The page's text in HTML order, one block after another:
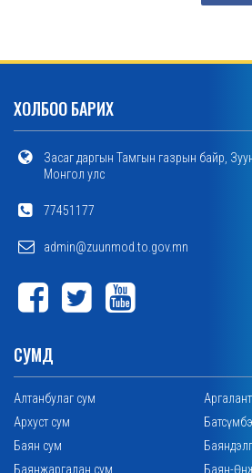
ХОЛБОО БАРИХ
Засаг даргын Тамгын газрын байр,
Монгол улс
77451177
admin@zuunmod.to.gov.mn
СУМД
Алтанбулаг сум
Архуст сум
Баян сум
Баянжаргалан сум
Баян-